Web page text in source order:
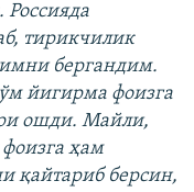
480p
тирикчилик
бергандим.
йигирма фоизга
ошди. Майли,
ҳам
қайтариб берсин,